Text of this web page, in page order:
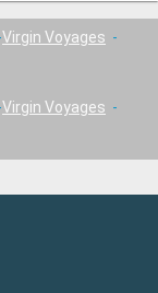
Virgin Voyages
Virgin Voyages